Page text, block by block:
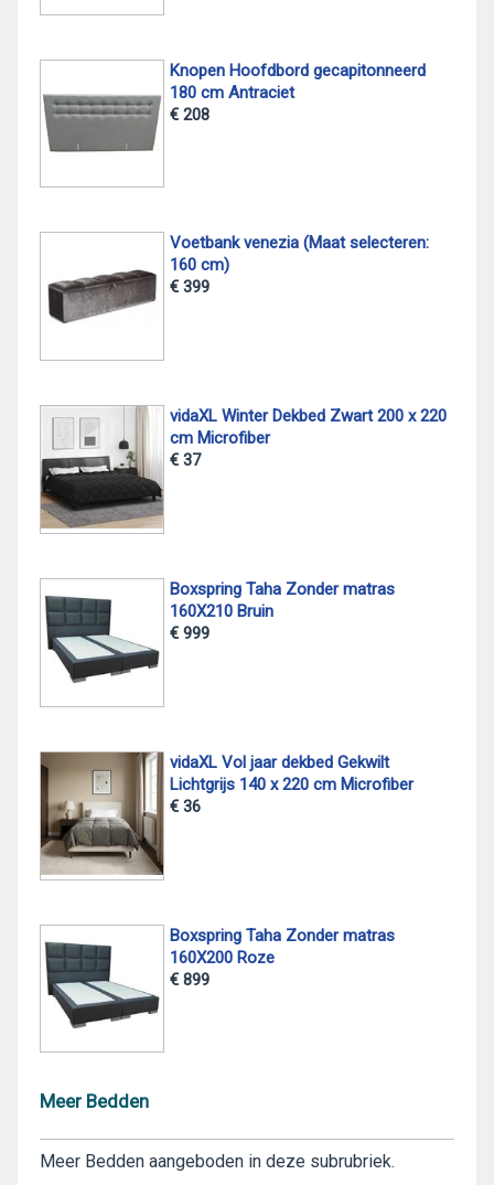
Knopen Hoofdbord gecapitonneerd
180 cm Antraciet
€ 208
Voetbank venezia (Maat selecteren:
160 cm)
€ 399
vidaXL Winter Dekbed Zwart 200 x 220
cm Microfiber
€ 37
Boxspring Taha Zonder matras
160X210 Bruin
€ 999
vidaXL Vol jaar dekbed Gekwilt
Lichtgrijs 140 x 220 cm Microfiber
€ 36
Boxspring Taha Zonder matras
160X200 Roze
€ 899
Meer Bedden
Meer Bedden aangeboden in deze subrubriek.